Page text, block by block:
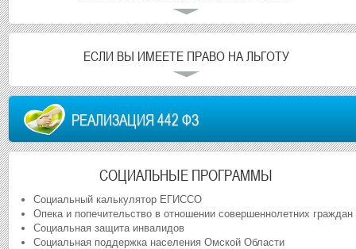
ЕСЛИ ВЫ ИМЕЕТЕ ПРАВО НА ЛЬГОТУ
РЕАЛИЗАЦИЯ 442 ФЗ
СОЦИАЛЬНЫЕ ПРОГРАММЫ
Социальный калькулятор ЕГИССО
Опека и попечительство в отношении совершеннолетних граждан
Социальная защита инвалидов
Социальная поддержка населения Омской Области